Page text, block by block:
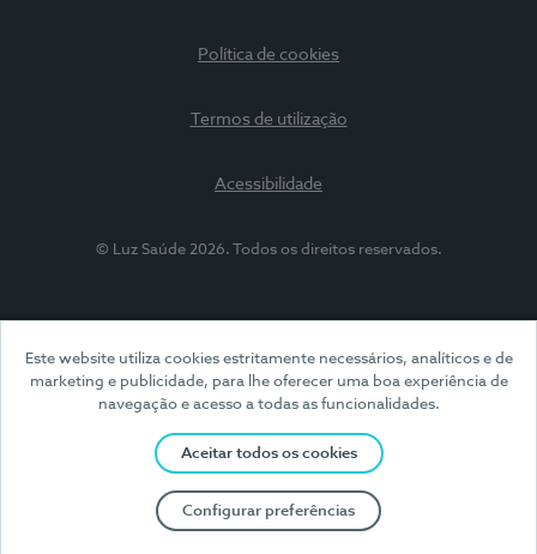
Este website utiliza cookies estritamente necessários, analíticos e de
marketing e publicidade, para lhe oferecer uma boa experiência de
navegação e acesso a todas as funcionalidades.
Aceitar todos os cookies
Configurar preferências
Política de cookies
Termos de utilização
Acessibilidade
© Luz Saúde 2026. Todos os direitos reservados.